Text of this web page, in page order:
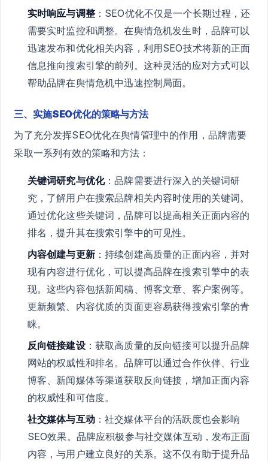
实时响应与调整：SEO优化不仅是一个长期过程，还
需要实时监控和调整。在舆情危机发生时，品牌可以
迅速发布和优化相关内容，利用SEO技术将新的正面
信息推向搜索引擎的前列。这种灵活的应对方式可以
帮助品牌在舆情危机中迅速控制局面。
三、实施SEO优化的策略与方法
为了充分发挥SEO优化在舆情管理中的作用，品牌需要
采取一系列有效的策略和方法：
关键词研究与优化：品牌需要进行深入的关键词研
究，了解用户在搜索品牌相关内容时使用的关键词。
通过优化这些关键词，品牌可以提高相关正面内容的
排名，提升其在搜索引擎中的可见性。
内容创建与更新：持续创建高质量的正面内容，并对
现有内容进行优化，可以提高品牌在搜索引擎中的表
现。这些内容包括新闻稿、博客文章、客户案例等。
更新频繁、内容优质的页面更容易获得搜索引擎的青
睐。
反向链接建设：获取高质量的反向链接可以提升品牌
网站的权威性和排名。品牌可以通过合作伙伴、行业
博客、新闻媒体等渠道获取反向链接，增加正面内容
的权威性和可信度。
社交媒体与互动：社交媒体平台的活跃度也会影响
SEO效果。品牌应积极参与社交媒体互动，发布正面
内容，与用户建立良好的关系。这不仅有助于提升品